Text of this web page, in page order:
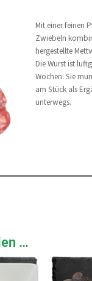
Mit einer feinen
Zwiebeln
hergestellte
Die Wurst ist
Wochen. Sie
am Stück als
unterwegs.
…